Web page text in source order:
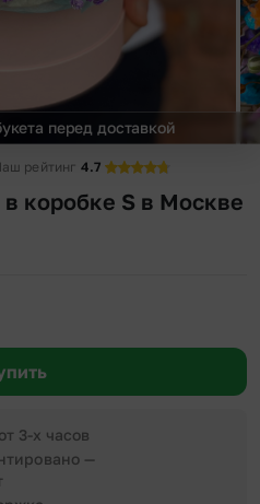
перед доставкой
рейтинг 4.7
коробке S в Москве
3-х часов
—